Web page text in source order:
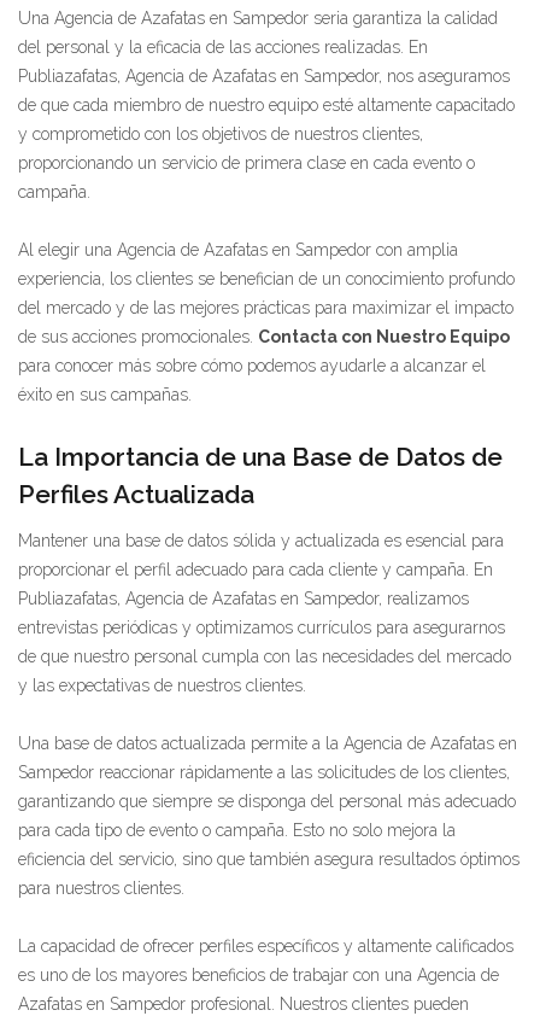
Una Agencia de Azafatas en Sampedor seria garantiza la calidad
del personal y la eficacia de las acciones realizadas. En
Publiazafatas, Agencia de Azafatas en Sampedor, nos aseguramos
de que cada miembro de nuestro equipo esté altamente capacitado
y comprometido con los objetivos de nuestros clientes,
proporcionando un servicio de primera clase en cada evento o
campaña.
Al elegir una Agencia de Azafatas en Sampedor con amplia
experiencia, los clientes se benefician de un conocimiento profundo
del mercado y de las mejores prácticas para maximizar el impacto
de sus acciones promocionales. Contacta con Nuestro Equipo
para conocer más sobre cómo podemos ayudarle a alcanzar el
éxito en sus campañas.
La Importancia de una Base de Datos de
Perfiles Actualizada
Mantener una base de datos sólida y actualizada es esencial para
proporcionar el perfil adecuado para cada cliente y campaña. En
Publiazafatas, Agencia de Azafatas en Sampedor, realizamos
entrevistas periódicas y optimizamos currículos para asegurarnos
de que nuestro personal cumpla con las necesidades del mercado
y las expectativas de nuestros clientes.
Una base de datos actualizada permite a la Agencia de Azafatas en
Sampedor reaccionar rápidamente a las solicitudes de los clientes,
garantizando que siempre se disponga del personal más adecuado
para cada tipo de evento o campaña. Esto no solo mejora la
eficiencia del servicio, sino que también asegura resultados óptimos
para nuestros clientes.
La capacidad de ofrecer perfiles específicos y altamente calificados
es uno de los mayores beneficios de trabajar con una Agencia de
Azafatas en Sampedor profesional. Nuestros clientes pueden